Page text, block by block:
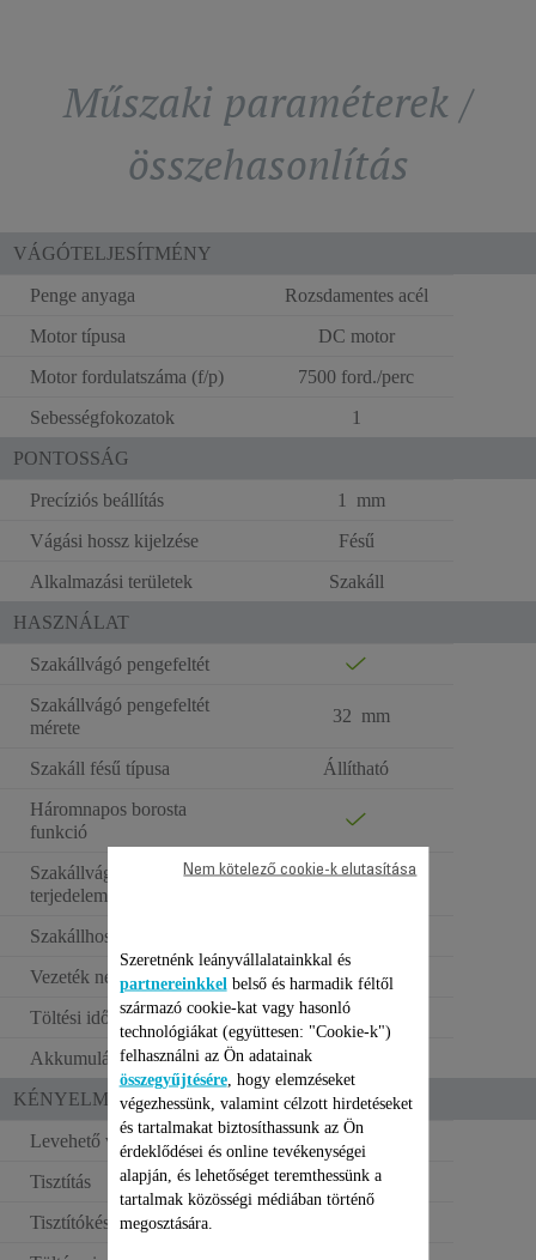
Műszaki paraméterek /
összehasonlítás
VÁGÓTELJESÍTMÉNY
Penge anyaga
Rozsdamentes acél
Motor típusa
DC motor
Motor fordulatszáma (f/p)
7500 ford./perc
Sebességfokozatok
1
PONTOSSÁG
Precíziós beállítás
1 mm
Vágási hossz kijelzése
Fésű
Alkalmazási területek
Szakáll
HASZNÁLAT
Szakállvágó pengefeltét
Szakállvágó pengefeltét
mérete
32 mm
Szakáll fésű típusa
Állítható
Háromnapos borosta
funkció
Szakállvágás hosszbeállítási
terjedelem
0.5 to 10 mm
Szakállhossz-pozíciók
Vezeték nélküli működés
90 perc
Töltési idő
8 h
Akkumulátor típusa
KÉNYELMI FUNKCIÓK
Levehető vágófej
Tisztítás
Mosható fej
Tisztítókészlet
Szeretnénk leányvállalatainkkal és
partnereinkkel belső és harmadik féltől
származó cookie-kat vagy hasonló
technológiákat (együttesen: "Cookie-k")
felhasználni az Ön adatainak
összegyűjtésére, hogy elemzéseket
végezhessünk, valamint célzott hirdetéseket
és tartalmakat biztosíthassunk az Ön
érdeklődései és online tevékenységei
alapján, és lehetőséget teremthessünk a
tartalmak közösségi médiában történő
megosztására.
Nem kötelező cookie-k elutasítása